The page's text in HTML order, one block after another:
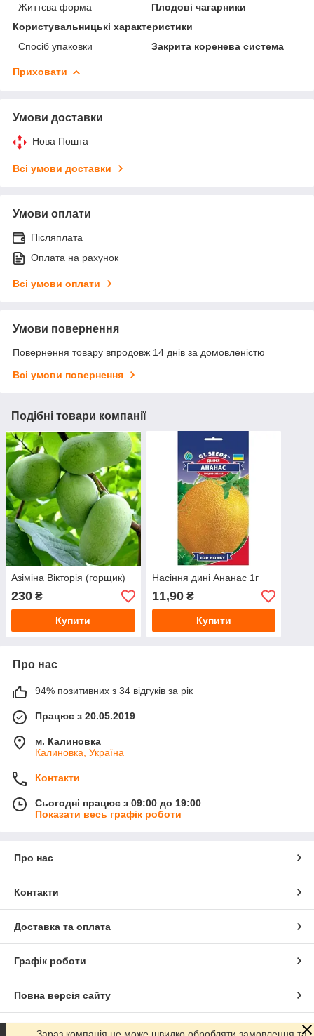
Життєва форма
Плодові чагарники
Користувальницькі характеристики
Спосіб упаковки
Закрита коренева система
Приховати
Умови доставки
Нова Пошта
Всі умови доставки
Умови оплати
Післяплата
Оплата на рахунок
Всі умови оплати
Умови повернення
Повернення товару впродовж 14 днів за домовленістю
Всі умови повернення
Подібні товари компанії
Азіміна Вікторія (горщик)
230 ₴
Купити
Насіння дині Ананас 1г
11,90₴
Купити
Про нас
94% позитивних з 34 відгуків за рік
Працює з 20.05.2019
м. Калиновка
Калиновка, Україна
Контакти
Сьогодні працює з 09:00 до 19:00
Показати весь графік роботи
Про нас
Контакти
Доставка та оплата
Графік роботи
Повна версія сайту
Сайт створено на маркетплейсіProm.ua